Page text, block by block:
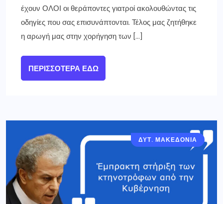
έχουν ΟΛΟΙ οι θεράποντες γιατροί ακολουθώντας τις
οδηγίες που σας επισυνάπτονται. Τέλος μας ζητήθηκε
η αρωγή μας στην χορήγηση των […]
ΠΕΡΙΣΣΌΤΕΡΑ ΕΔΏ
ΔΥΤ. ΜΑΚΕΔΟΝΙΑ